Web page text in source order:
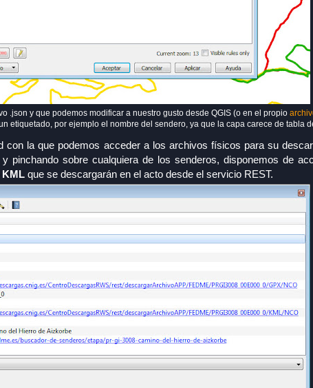
.json y que podemos modificar a nuestro gusto desde QGIS (o en el propio
etiquetado, por ejemplo el nombre del sendero, ya que la capa carece de tabla
con la que podemos acceder a los archivos físicos para su
y pinchando sobre cualquiera de los senderos, disponemos de
KML que se descargarán en el acto desde el servicio REST.